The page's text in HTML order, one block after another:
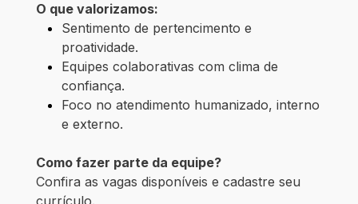
O que valorizamos:
Sentimento de pertencimento e
proatividade.
Equipes colaborativas com clima de
confiança.
Foco no atendimento humanizado, interno
e externo.
Como fazer parte da equipe?
Confira as vagas disponíveis e cadastre seu